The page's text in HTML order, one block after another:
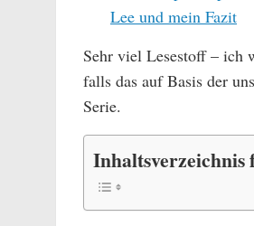
Lee und mein Fazit
Sehr viel Lesestoff – ich
falls das auf Basis der
Serie.